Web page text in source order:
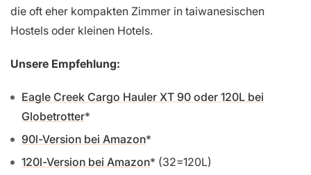
die oft eher kompakten Zimmer in taiwanesischen
Hostels oder kleinen Hotels.
Unsere Empfehlung:
Eagle Creek Cargo Hauler XT 90 oder 120L bei
Globetrotter
90l-Version bei Amazon
120l-Version bei Amazon
(32=120L)